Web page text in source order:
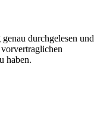
durchgelesen und
haben.